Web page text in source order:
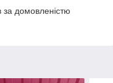
домовленістю